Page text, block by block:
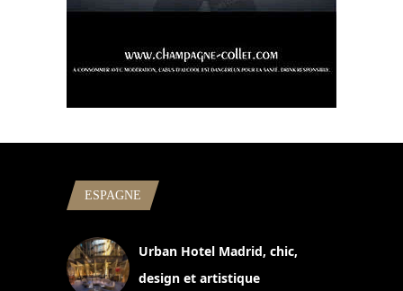
ESPAGNE
Urban Hotel Madrid, chic,
design et artistique